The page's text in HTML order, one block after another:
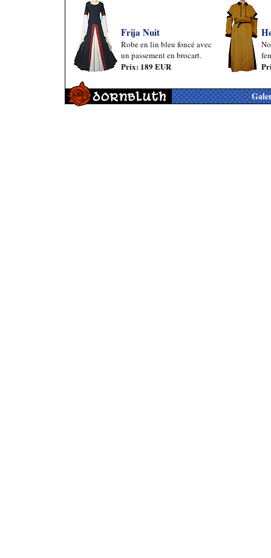
Frija Nuit
Robe en lin bleu foncé avec
un passement en brocart.
Prix: 189 EUR